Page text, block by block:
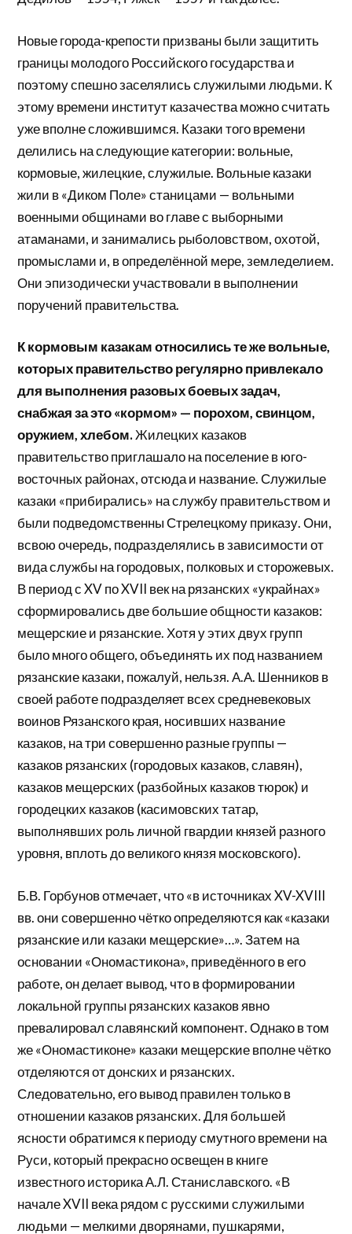
Новые города-крепости призваны были защитить
границы молодого Российского государства и
поэтому спешно заселялись служилыми людьми. К
этому времени институт казачества можно считать
уже вполне сложившимся. Казаки того времени
делились на следующие категории: вольные,
кормовые, жилецкие, служилые. Вольные казаки
жили в «Диком Поле» станицами — вольными
военными общинами во главе с выборными
атаманами, и занимались рыболовством, охотой,
промыслами и, в определённой мере, земледелием.
Они эпизодически участвовали в выполнении
поручений правительства.
К кормовым казакам относились те же вольные,
которых правительство регулярно привлекало
для выполнения разовых боевых задач,
снабжая за это «кормом» — порохом, свинцом,
оружием, хлебом.Жилецких казаков
правительство приглашало на поселение в юго-
восточных районах, отсюда и название. Служилые
казаки «прибирались» на службу правительством и
были подведомственны Стрелецкому приказу. Они,
всвою очередь, подразделялись в зависимости от
вида службы на городовых, полковых и сторожевых.
В период с XV по XVII век на рязанских «украйнах»
сформировались две большие общности казаков:
мещерские и рязанские. Хотя у этих двух групп
было много общего, объединять их под названием
рязанские казаки, пожалуй, нельзя. А.А. Шенников в
своей работе подразделяет всех средневековых
воинов Рязанского края, носивших название
казаков, на три совершенно разные группы —
казаков рязанских (городовых казаков, славян),
казаков мещерских (разбойных казаков тюрок) и
городецких казаков (касимовских татар,
выполнявших роль личной гвардии князей разного
уровня, вплоть до великого князя московского).
Б.В. Горбунов отмечает, что «в источниках XV-XVIII
вв. они совершенно чётко определяются как «казаки
рязанские или казаки мещерские»…». Затем на
основании «Ономастикона», приведённого в его
работе, он делает вывод, что в формировании
локальной группы рязанских казаков явно
превалировал славянский компонент. Однако в том
же «Ономастиконе» казаки мещерские вполне чётко
отделяются от донских и рязанских.
Следовательно, его вывод правилен только в
отношении казаков рязанских. Для большей
ясности обратимся к периоду смутного времени на
Руси, который прекрасно освещен в книге
известного историка А.Л. Станиславского. «В
начале XVII века рядом с русскими служилыми
людьми — мелкими дворянами, пушкарями,